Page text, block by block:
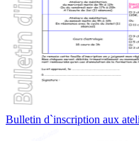
Bulletin d`inscription aux